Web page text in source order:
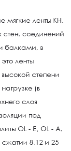
ленты KH,
стен, соединений
балками, в
ленты
степени
(в
слоя
под
OL - E, OL - A,
8,12 и 25